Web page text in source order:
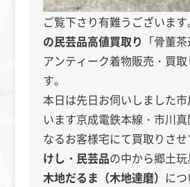
ご覧下さり有難うございま
の民芸品高値買取り 「骨董
アンティーク着物販売・買
す。
本日は先日お伺いしました
います京成電鉄本線・市川
なるお客様宅にて買取りさ
けし・民芸品の中から郷土
木地だるま（木地達磨） に